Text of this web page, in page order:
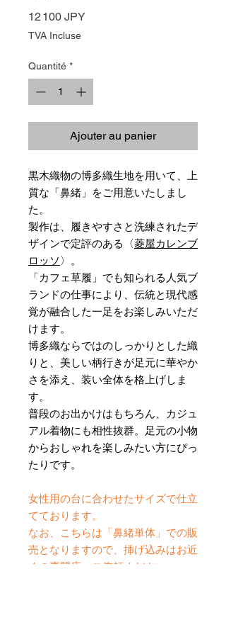
12 100 JPYPrix
TVA Incluse
Quantité *
Ajouter au panier
黒木織物の博多織生地を用いて、上
質な「鼻緒」をご用意いたしまし
た。
製作は、履きやすさと洗練されたデ
ザインで定評のある〈菱屋カレンブ
ロッソ 〉。
「カフェ草履」でも知られる人気ブ
ランドの仕事により、伝統と現代感
覚が融合した一足をお楽しみいただ
けます。
博多織ならではのしっかりとした織
りと、美しい柄行きが足元に華やか
さを添え、装い全体を格上げしま
す。
普段のお出かけはもちろん、カジュ
アル着物にも相性抜群。足元の小物
からおしゃれを楽しみたい方にぴっ
たりです。
女性用の台に合わせたサイズで仕立
てております。
なお、こちらは「鼻緒単体」での販
売となりますので、挿げ込みはお近
くの専門店へご依頼ください。